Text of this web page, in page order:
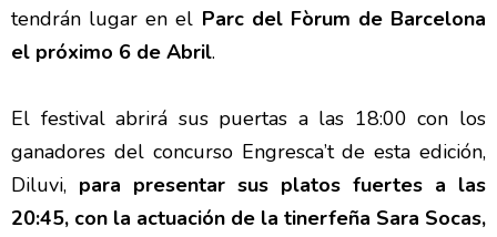
tendrán lugar en el Parc del Fòrum de Barcelona
el próximo 6 de Abril.
El festival abrirá sus puertas a las 18:00 con los
ganadores del concurso Engresca’t de esta edición,
Diluvi, para presentar sus platos fuertes a las
20:45, con la actuación de la tinerfeña Sara Socas,